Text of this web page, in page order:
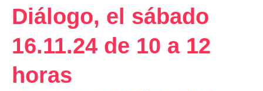
Actualidad
Tema
Apoyo
Diálogo, el sábado
16.11.24 de 10 a 12
horas